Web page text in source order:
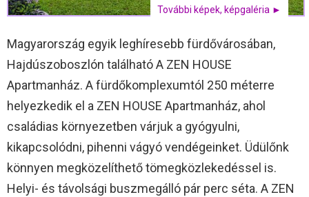
További képek, képgaléria ►
Magyarország egyik leghíresebb fürdővárosában,
Hajdúszoboszlón található A ZEN HOUSE
Apartmanház. A fürdőkomplexumtól 250 méterre
helyezkedik el a ZEN HOUSE Apartmanház, ahol
családias környezetben várjuk a gyógyulni,
kikapcsolódni, pihenni vágyó vendégeinket. Üdülőnk
könnyen megközelíthető tömegközlekedéssel is.
Helyi- és távolsági buszmegálló pár perc séta. A ZEN